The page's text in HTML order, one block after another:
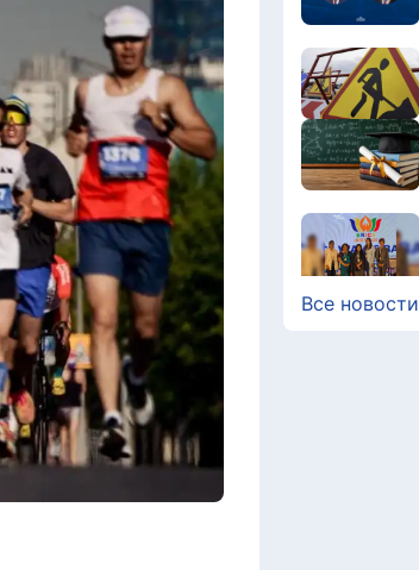
Все новости